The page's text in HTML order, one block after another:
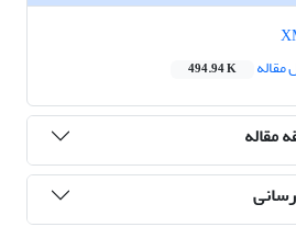
494.94 K
مقاله